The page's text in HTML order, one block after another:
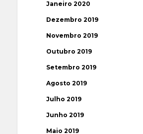
Janeiro 2020
Dezembro 2019
Novembro 2019
Outubro 2019
Setembro 2019
Agosto 2019
Julho 2019
Junho 2019
Maio 2019